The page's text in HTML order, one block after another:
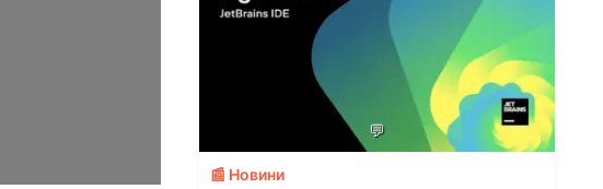
💬
📰 Новини